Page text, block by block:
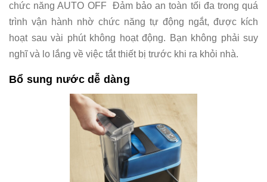
chức năng AUTO OFF Đảm bảo an toàn tối đa trong quá
trình vận hành nhờ chức năng tự động ngắt, được kích
hoạt sau vài phút không hoạt động. Bạn không phải suy
nghĩ và lo lắng về việc tắt thiết bị trước khi ra khỏi nhà.
Bổ sung nước dễ dàng